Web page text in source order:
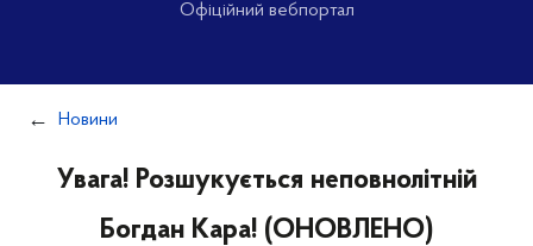
Офіційний вебпортал
Новини
Увага! Розшукується неповнолітній
Богдан Кара! (ОНОВЛЕНО)